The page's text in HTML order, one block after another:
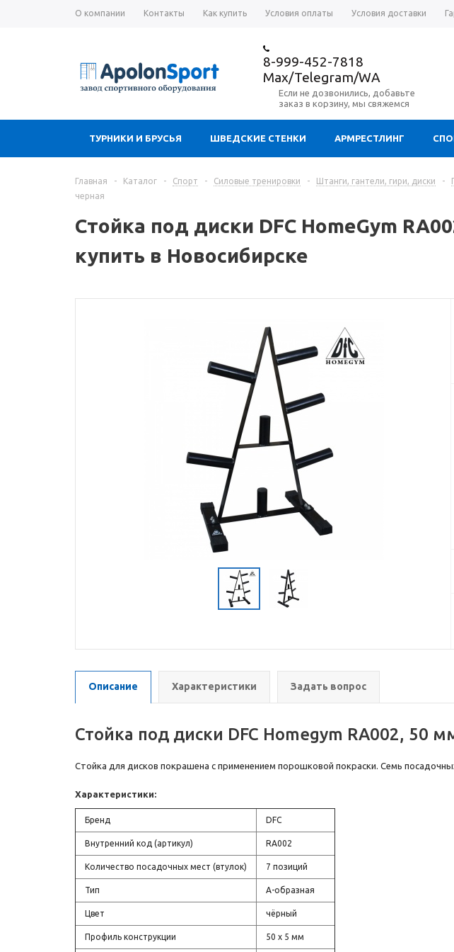
О компании Контакты Как купить Условия оплаты Условия доставки
8-999-452-7818
Max/Telegram/WA
Если не дозвонились, добавьте
заказ в корзину, мы свяжемся
ТУРНИКИ И БРУСЬЯ ШВЕДСКИЕ СТЕНКИ АРМРЕСТЛИНГ
Главная - Каталог - Спорт - Силовые тренировки - Штанги, гантели, гири, диски -
черная
Стойка под диски DFC HomeGym
купить в Новосибирске
Описание Характеристики Задать вопрос
Стойка под диски DFC Homegym RA002, 50
Стойка для дисков покрашена с применением порошковой покраски. Семь
Характеристики:
Бренд DFC
Внутренний код (артикул) RA002
Количество посадочных мест (втулок) 7 позиций
Тип А-образная
Цвет чёрный
Профиль конструкции 50 х 5 мм